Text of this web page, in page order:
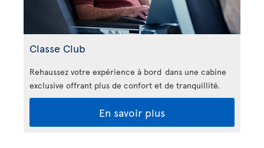
Classe Club
Rehaussez votre expérience à bord dans une cabine
exclusive offrant plus de confort et de tranquillité.
En savoir plus